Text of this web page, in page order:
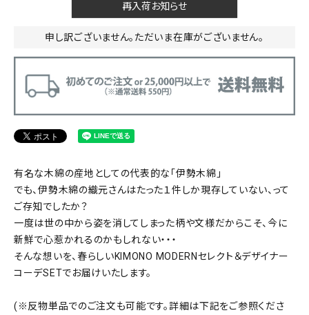
再入荷お知らせ
申し訳ございません。ただいま在庫がございません。
有名な木綿の産地としての代表的な「伊勢木綿」
でも、伊勢木綿の織元さんはたった１件しか現存していない、って
ご存知でしたか？
一度は世の中から姿を消してしまった柄や文様だからこそ、今に
新鮮で心惹かれるのかもしれない・・・
そんな想いを、春らしいKIMONO MODERNセレクト＆デザイナー
コーデSETでお届けいたします。
(※反物単品でのご注文も可能です。詳細は下記をご参照くださ